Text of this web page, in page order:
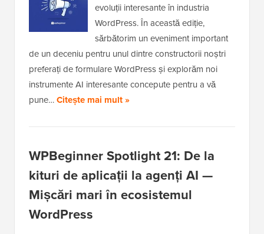
evoluții interesante în industria
WordPress. În această ediție,
sărbătorim un eveniment important
de un deceniu pentru unul dintre constructorii noștri
preferați de formulare WordPress și explorăm noi
instrumente AI interesante concepute pentru a vă
pune…Citește mai mult »
WPBeginner Spotlight 21: De la
kituri de aplicații la agenți AI —
Mișcări mari în ecosistemul
WordPress